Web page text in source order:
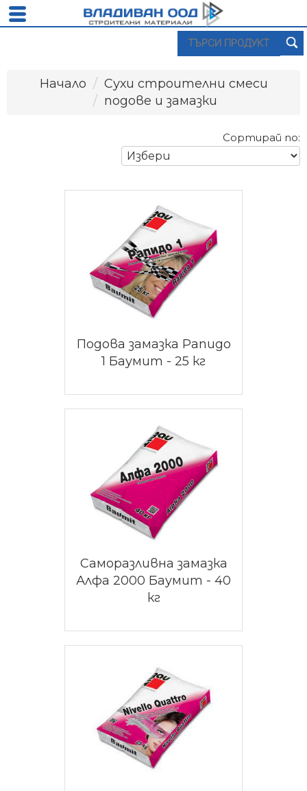
Начало
Сухи строителни смеси
подове и замазки
Сортирай по:
Подова замазка Рапидо
1 Баумит - 25 кг
Саморазливна замазка
Алфа 2000 Баумит - 40
кг